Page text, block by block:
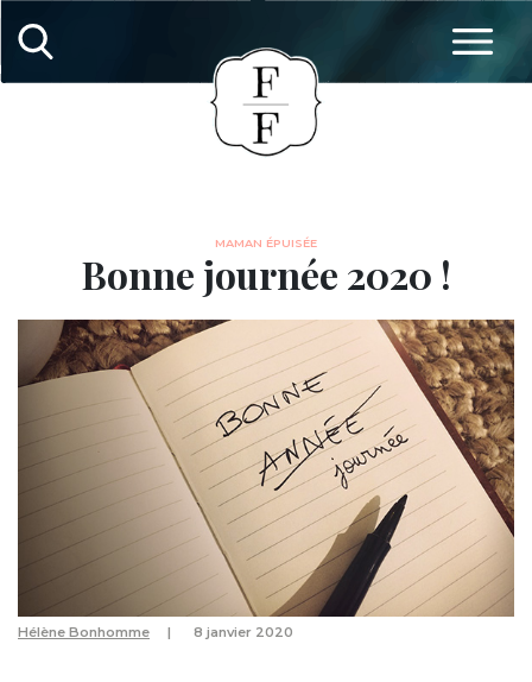
MAMAN ÉPUISÉE
Bonne journée 2020 !
Hélène Bonhomme 8 janvier 2020